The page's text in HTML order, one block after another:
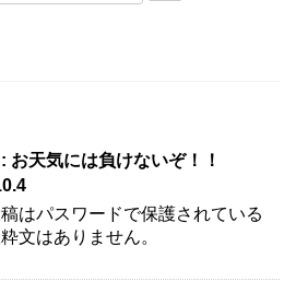
お天気には負けないぞ！！
はパスワードで保護されている
文はありません。